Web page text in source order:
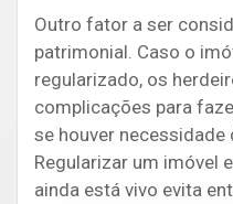
Outro fator a ser
patrimonial. Caso o
regularizado, os
complicações para
se houver necessidade
Regularizar um imóvel
ainda está vivo evita